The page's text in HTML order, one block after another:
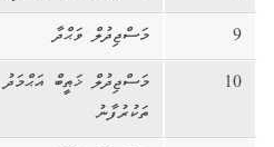
9
މަސްޖިދުލް ވަޙްދާ
10
މަސްޖިދުލް ޚަޠީބް އަޙްމަދު
ތަކުރުފާނު